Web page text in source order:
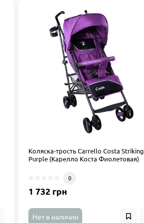
Коляска-трость Carrello Costa Striking
Purple (Карелло Коста Фиолетовая)
0
1 732 грн
Нет в наличии